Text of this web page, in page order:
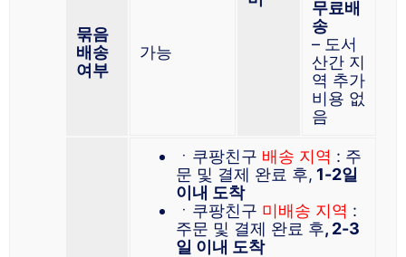
무료배
송
– 도서
산간 지
역 추가
비용 없
음
묶음
배송
여부
가능
ㆍ쿠팡친구 배송 지역 : 주
문 및 결제 완료 후, 1-2일
이내 도착
ㆍ쿠팡친구 미배송 지역 :
주문 및 결제 완료 후, 2-3
일 이내 도착